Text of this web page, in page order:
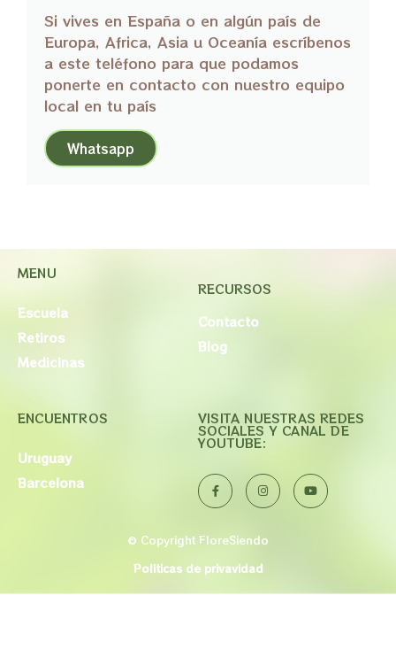
Si vives en España o en algún país de
Europa, Africa, Asia u Oceanía escríbenos
a este teléfono para que podamos
ponerte en contacto con nuestro equipo
local en tu país
Whatsapp
MENU
Escuela
Retiros
Medicinas
RECURSOS
Contacto
Blog
ENCUENTROS
Uruguay
Barcelona
VISITA NUESTRAS REDES
SOCIALES Y CANAL DE
YOUTUBE:
© Copyright FloreSiendo
Políticas de privavidad